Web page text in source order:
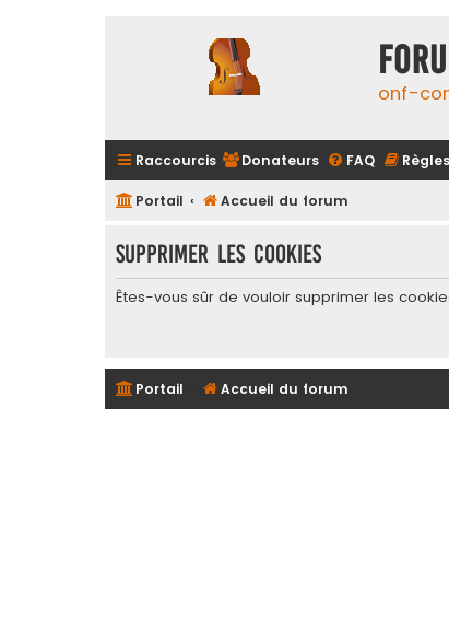
onf-
Raccourcis Donateurs FAQ Règles
Portail Accueil du forum
Supprimer les cookies
Êtes-vous sûr de vouloir supprimer les
Portail Accueil du forum